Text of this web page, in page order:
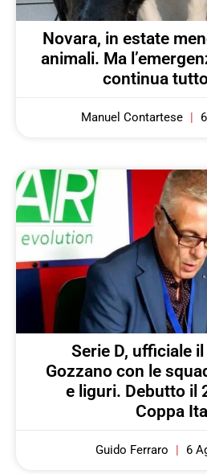
Novara, in estate
animali. Ma
continua tutto
Manuel Contartese
Serie D, ufficiale
Gozzano con le
e liguri. Debutto il
Coppa
Guido Ferraro 6